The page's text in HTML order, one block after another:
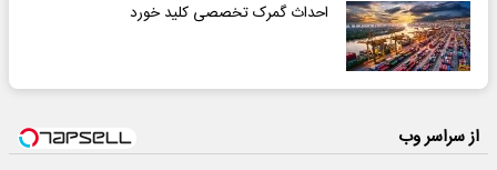
احداث گمرک تخصصی کلید خورد
از سراسر وب